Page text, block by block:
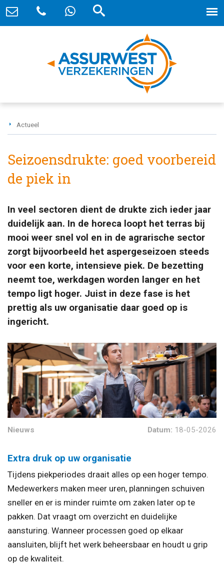
Actueel
Seizoensdrukte: goed voorbereid
de piek in
In veel sectoren dient de drukte zich ieder jaar
duidelijk aan. In de horeca loopt het terras bij
mooi weer snel vol en in de agrarische sector
zorgt bijvoorbeeld het aspergeseizoen steeds
voor een korte, intensieve piek. De bezetting
neemt toe, werkdagen worden langer en het
tempo ligt hoger. Juist in deze fase is het
prettig als uw organisatie daar goed op is
ingericht.
Nieuws Datum: 18-05-2026
Extra druk op uw organisatie
Tijdens piekperiodes draait alles op een hoger tempo.
Medewerkers maken meer uren, planningen schuiven
sneller en er is minder ruimte om zaken later op te
pakken. Dat vraagt om overzicht en duidelijke
aansturing. Wanneer processen goed op elkaar
aansluiten, blijft het werk beheersbaar en houdt u grip
op de kwaliteit.